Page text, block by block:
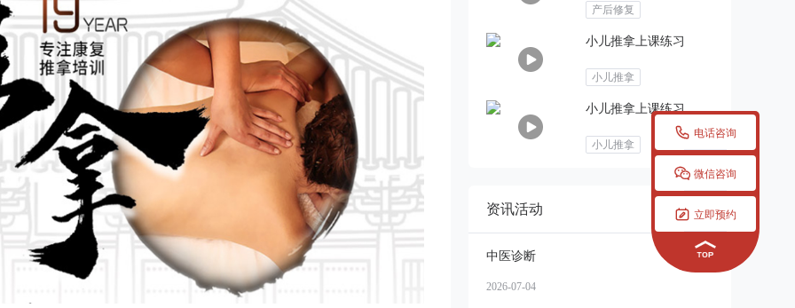
 电话咨询
 微信咨询
 立即预约
产后修复
小儿推拿上课练习
小儿推拿
小儿推拿上课练习
小儿推拿
资讯活动 更多
中医诊断
2026-07-04